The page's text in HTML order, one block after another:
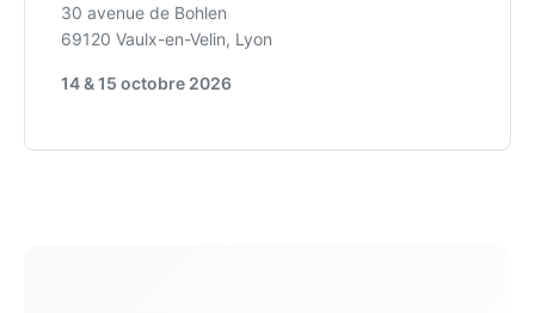
30 avenue de Bohlen
69120 Vaulx-en-Velin, Lyon
14 & 15 octobre 2026